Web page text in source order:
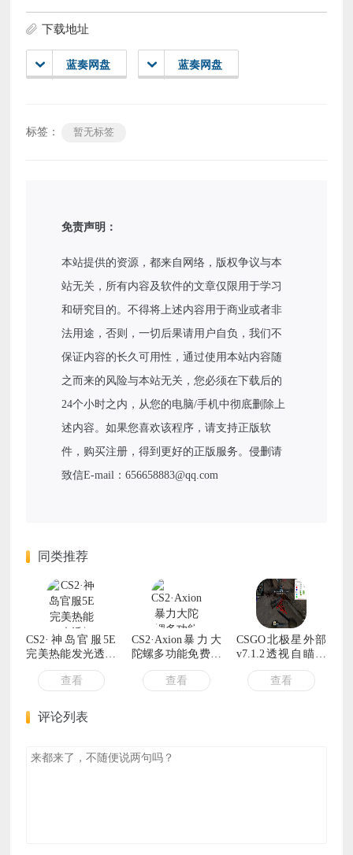
下载地址
蓝奏网盘 蓝奏网盘
标签： 暂无标签
免责声明：
本站提供的资源，都来自网络，版权争议与本
站无关，所有内容及软件的文章仅限用于学习
和研究目的。不得将上述内容用于商业或者非
法用途，否则，一切后果请用户自负，我们不
保证内容的长久可用性，通过使用本站内容随
之而来的风险与本站无关，您必须在下载后的
24个小时之内，从您的电脑/手机中彻底删除上
述内容。如果您喜欢该程序，请支持正版软
件，购买注册，得到更好的正版服务。侵删请
致信E-mail：656658883@qq.com
同类推荐
CS2·神岛官服5E
完美热能发光透视
自瞄 v7.24
查看
CS2·Axion暴力大
陀螺多功能免费辅
助 v4.15
查看
CSGO北极星外部
v7.1.2透视自瞄自
动压枪假延迟 可
查看
评论列表